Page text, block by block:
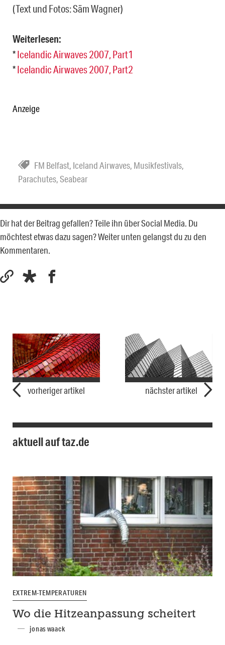
(Text und Fotos: Säm Wagner)
Weiterlesen:
*Icelandic Airwaves 2007, Part1
*Icelandic Airwaves 2007, Part2
Anzeige
FM Belfast, Iceland Airwaves, Musikfestivals,
Parachutes,Seabear
Dir hat der Beitrag gefallen? Teile ihn über Social Media. Du
möchtest etwas dazu sagen? Weiter unten gelangst du zu den
Kommentaren.
vorheriger artikel nächster artikel
aktuell auf taz.de
EXTREM-TEMPERATUREN
Wo die Hitzeanpassung scheitert
jonas waack